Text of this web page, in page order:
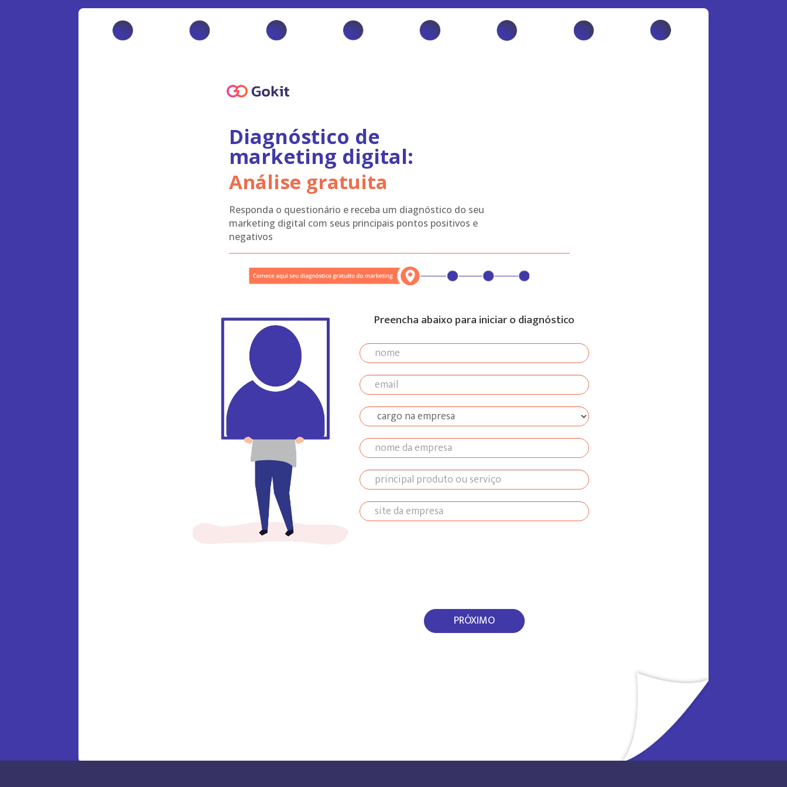
Diagnóstico de
marketing digital:
Análise gratuita
Responda o questionário e receba um diagnóstico do seu
marketing digital com seus principais pontos positivos e
negativos
Preencha abaixo para iniciar o diagnóstico
nome
email
cargo
na
empresa
nome
da
empresa
principal
produto
ou
serviço
site
da